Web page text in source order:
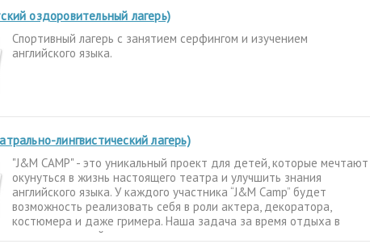
оздоровительный лагерь)
Спортивный лагерь с занятием серфингом и изучением
английского языка.
лингвистический лагерь)
"J&M CAMP" - это уникальный проект для детей, которые мечтают
окунуться в жизнь настоящего театра и улучшить знания
английского языка. У каждого участника “J&M Camp” будет
возможность реализовать себя в роли актера, декоратора,
костюмера и даже гримера. Наша задача за время отдыха в
непринужденной